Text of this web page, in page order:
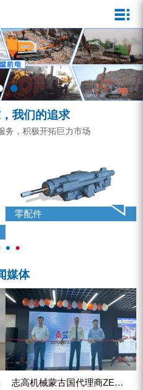
企业文化
发展历程
资质荣誉
宣传视频
公司新闻
行业动态
ZEGA一体式潜孔钻机
ZEGA地下掘进台车
ZEGA小型一体式露天钻机
ZEGA全液压顶锤钻机
零配件
锚固钻机系列
FY水井钻车系列
水井专用螺杆空压机
雾炮机
洗轮机
服务介绍
服务中心
营销网络
我们的追求
服务，积极开拓巨力市场
零配件
媒体
志高机械蒙古国代理商ZEGA客...